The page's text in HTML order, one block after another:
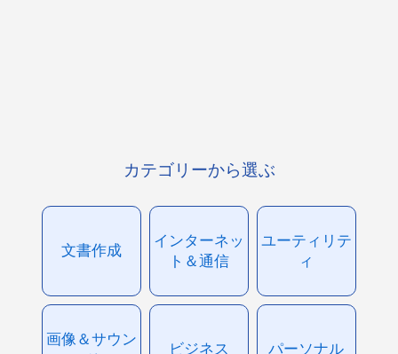
カテゴリーから選ぶ
文書作成
インターネッ
ト＆通信
ユーティリテ
ィ
画像＆サウン
ビジネス パーソナル